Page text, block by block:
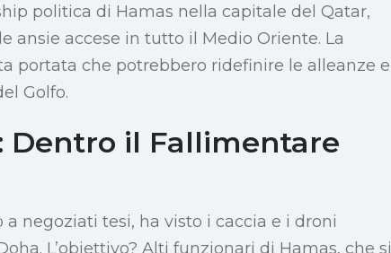
politica di Hamas nella capitale del Qatar,
ansie accese in tutto il Medio Oriente. La
portata che potrebbero ridefinire le alleanze e
Golfo.
Dentro il Fallimentare
negoziati tesi, ha visto i caccia e i droni
L’obiettivo? Alti funzionari di Hamas, che si